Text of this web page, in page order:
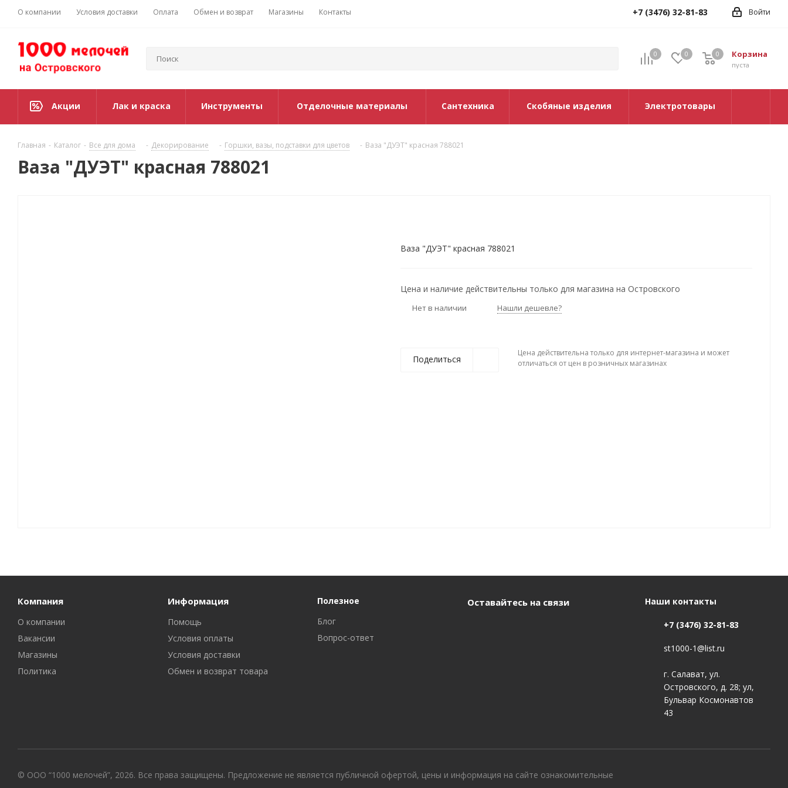
О компании Условия доставки Оплата Обмен и возврат Магазины Контакты Войти
+7 (3476) 32-81-83
0 0 Корзина
0
пуста
0
Акции Лак и краска Инструменты Отделочные материалы Сантехника Скобяные изделия Электротовары
Главная - Каталог - Все для дома - Декорирование - Горшки, вазы, подставки для цветов - Ваза "ДУЭТ" красная 788021
Ваза "ДУЭТ" красная 788021
Ваза "ДУЭТ" красная 788021
Цена и наличие действительны только для магазина на Островского
Нет в наличии Нашли дешевле?
Поделиться
Цена действительна только для интернет-магазина и может
отличаться от цен в розничных магазинах
Компания
О компании
Вакансии
Магазины
Политика
Информация
Помощь
Условия оплаты
Условия доставки
Обмен и возврат товара
Полезное
Блог
Вопрос-ответ
Оставайтесь на связи Наши контакты
+7 (3476) 32-81-83
st1000-1@list.ru
г. Салават, ул.
Островского, д. 28; ул,
Бульвар Космонавтов
43
© ООО “1000 мелочей”, 2026. Все права защищены. Предложение не является публичной офертой, цены и информация на сайте ознакомительные